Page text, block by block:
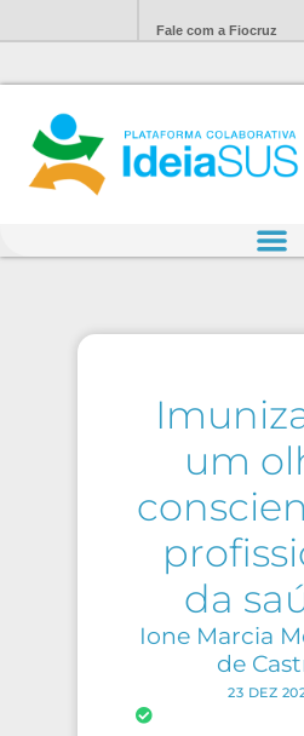
Fale com a Fiocruz
um
da
Ione Marcia
de
23 DEZ